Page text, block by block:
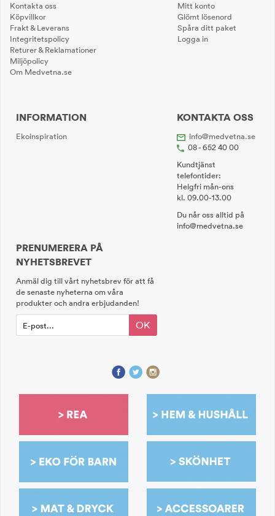
Kontakta oss
Köpvillkor
Frakt & Leverans
Integritetspolicy
Returer & Reklamationer
Miljöpolicy
Om Medvetna.se
Mitt konto
Glömt lösenord
Spåra ditt paket
Logga in
INFORMATION
Ekoinspiration
KONTAKTA OSS
info@medvetna.se
08 - 652 40 00
Kundtjänst
telefontider:
Helgfri mån-ons
kl. 09.00-13.00
Du når oss alltid på
info@medvetna.se
PRENUMERERA PÅ
NYHETSBREVET
Anmäl dig till vårt nyhetsbrev för att få
de senaste nyheterna om våra
produkter och andra erbjudanden!
OK